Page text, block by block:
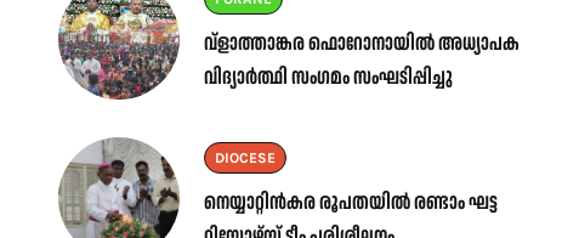
വ്ളാത്താങ്കര ഫൊറോനായിൽ അധ്യാപക
വിദ്യാർത്ഥി സംഗമം സംഘടിപ്പിച്ചു
DIOCESE
നെയ്യാറ്റിൻകര രൂപതയിൽ രണ്ടാം ഘട്ട